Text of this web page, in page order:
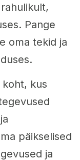
Pange
oma tekid ja
kus
päikselised
ja